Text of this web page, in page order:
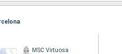
MSC Virtuosa